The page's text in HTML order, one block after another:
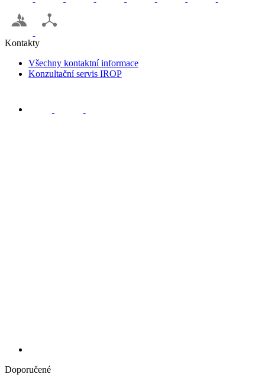
Kontakty
Všechny kontaktní informace
Konzultační servis IROP
Doporučené